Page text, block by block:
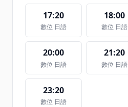
17:20
數位 日語
18:00
數位 日語
20:00
數位 日語
21:20
數位 日語
23:20
數位 日語